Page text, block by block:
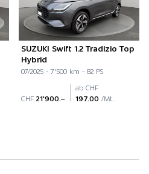
SUZUKI Swift 1.2 Tradizio Top
Hybrid
07/2025 - 7'500 km - 82 PS
CHF 21'900.–
ab CHF
197.00 /Mt.